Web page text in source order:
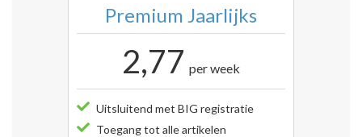
Premium Jaarlijks
2,77 per week
Uitsluitend met BIG registratie
Toegang tot alle artikelen